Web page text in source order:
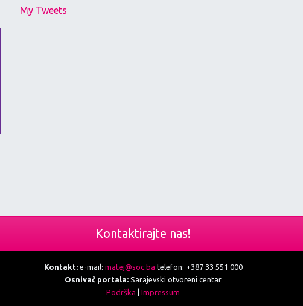
My Tweets
Kontaktirajte nas!
Kontakt:e-mail: matej@soc.ba telefon: +387 33 551 000
Osnivač portala: Sarajevski otvoreni centar
Podrška | Impressum